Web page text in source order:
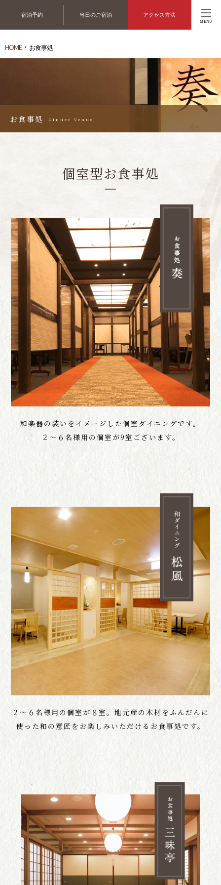
宿泊予約 当日のご宿泊 アクセス方法
MENU
HOME お食事処
お食事処 Dinner Venue
個室型お食事処
和楽器の装いをイメージした個室ダイニングです。
２〜６名様用の個室が9室ございます。
２～６名様用の個室が８室。地元産の木材をふんだんに
使った和の意匠をお楽しみいただけるお食事処です。